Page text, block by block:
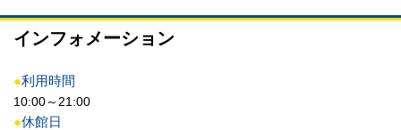
インフォメーション
●利用時間
10:00～21:00
●休館日